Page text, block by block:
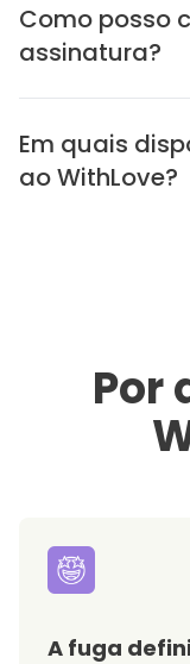
Como posso
assinatura?
Em quais
ao WithLove?
Por
A fuga